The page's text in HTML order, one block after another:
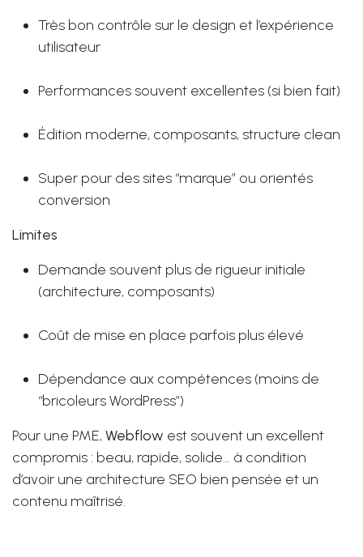
Très bon contrôle sur le design et l’expérience
utilisateur
Performances souvent excellentes (si bien fait)
Édition moderne, composants, structure clean
Super pour des sites “marque” ou orientés
conversion
Limites
Demande souvent plus de rigueur initiale
(architecture, composants)
Coût de mise en place parfois plus élevé
Dépendance aux compétences (moins de
“bricoleurs WordPress”)
Pour une PME,Webflow est souvent un excellent
compromis : beau, rapide, solide… à condition
d’avoir une architecture SEO bien pensée et un
contenu maîtrisé.